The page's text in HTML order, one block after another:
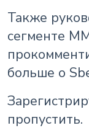
Также
сегменте
больше о
пропустить.